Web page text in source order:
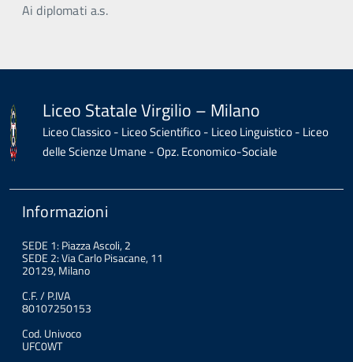
Ai diplomati a.s.
Liceo Statale Virgilio – Milano
Liceo Classico - Liceo Scientifico - Liceo Linguistico - Liceo
delle Scienze Umane - Opz. Economico-Sociale
Informazioni
SEDE 1: Piazza Ascoli, 2
SEDE 2: Via Carlo Pisacane, 11
20129, Milano
C.F. / P.IVA
80107250153
Cod. Univoco
UFC0WT